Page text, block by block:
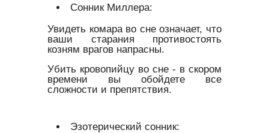
Сонник Миллера:
Увидеть комара во сне означает, что
ваши старания противостоять
козням врагов напрасны.
Убить кровопийцу во сне - в скором
времени вы обойдете все
сложности и препятствия.
Эзотерический сонник: